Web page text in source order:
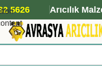
ARI SİPARİŞİ İÇİN
5626 Arıcılık